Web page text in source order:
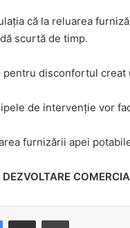
că la reluarea
scurtă de timp.
pentru disconfortul
de intervenție vor
furnizării apei
FacebookDistribuie prin e-mail Imprimare